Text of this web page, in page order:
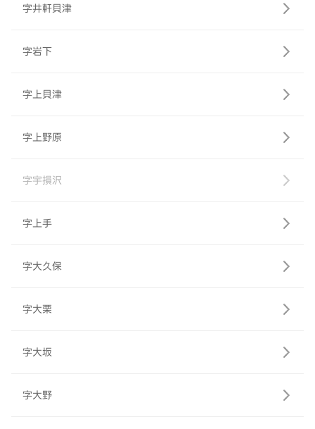
字井軒貝津
字岩下
字上貝津
字上野原
字宇損沢
字上手
字大久保
字大栗
字大坂
字大野